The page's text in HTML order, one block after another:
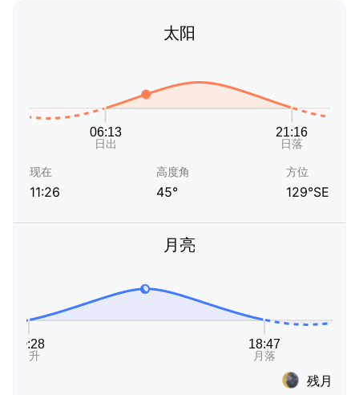
太阳
现在
11:26
高度角
45°
方位
129°SE
月亮
残月